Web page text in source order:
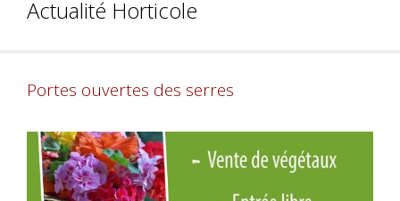
Actualité Horticole
Portes ouvertes des serres